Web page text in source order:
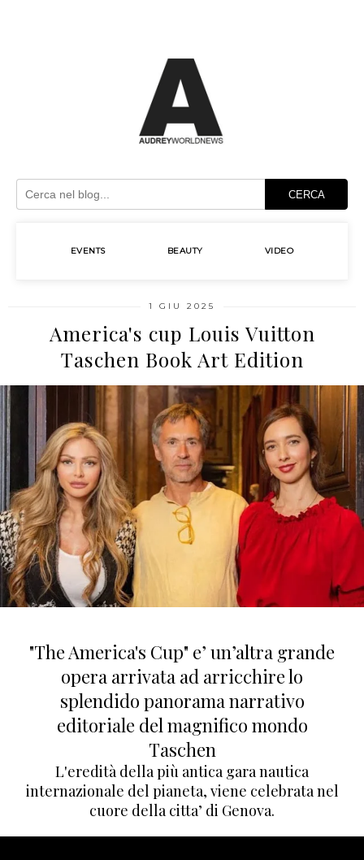
CERCA
EVENTS BEAUTY VIDEO
1 GIU 2025
America's cup Louis Vuitton
Taschen Book Art Edition
"The America's Cup" e’ un’altra grande
opera arrivata ad arricchire lo
splendido panorama narrativo
editoriale del magnifico mondo
Taschen
L'eredità della più antica gara nautica
internazionale del pianeta, viene celebrata nel
cuore della citta’ di Genova.